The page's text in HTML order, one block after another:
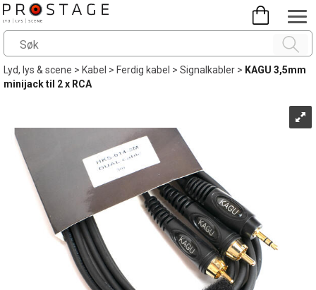
Lyd, lys & scene>Kabel >Ferdig kabel >Signalkabler> KAGU 3,5mm
minijack til 2 x RCA